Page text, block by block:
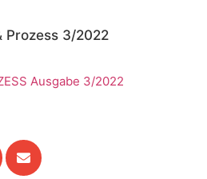
Prozess 3/2022
Ausgabe 3/2022